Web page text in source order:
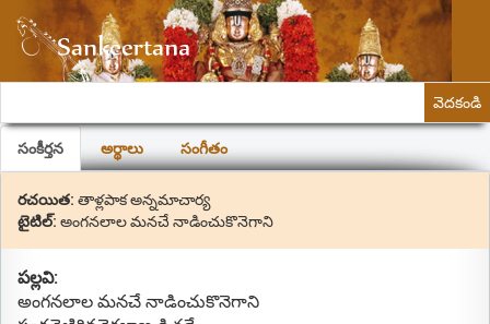
వెదకండి
సంకీర్తన అర్థాలు సంగీతం
రచయిత: తాళ్లపాక అన్నమాచార్య
టైటిల్: అంగనలాల మనచే నాడించుకొనెగాని
పల్లవి:
అంగనలాల మనచే నాడించుకొనెగాని